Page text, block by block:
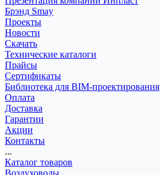
Брэнд Smay
Проекты
Новости
Скачать
Технические каталоги
Прайсы
Сертификаты
Библиотека для BIM-проектирования
Оплата
Доставка
Гарантии
Акции
Контакты
...
Каталог товаров
Воздуховоды